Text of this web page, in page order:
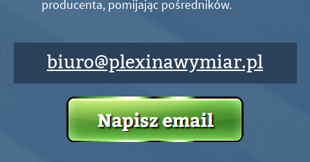
producenta, pomijając pośredników.
biuro@plexinawymiar.pl